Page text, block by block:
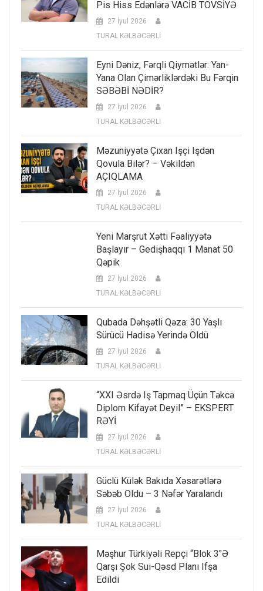
Pis Hiss Edənlərə VACİB TÖVSİYƏ
27 İyul 2026
TURAL KƏLBƏCƏRLİ
Eyni Dəniz, Fərqli Qiymətlər: Yan-
Yana Olan Çimərliklərdəki Bu Fərqin
SƏBƏBİ NƏDİR?
27 İyul 2026
TURAL KƏLBƏCƏRLİ
Məzuniyyətə Çıxan Işçi Işdən
Qovula Bilər? – Vəkildən
AÇIQLAMA
27 İyul 2026
TURAL KƏLBƏCƏRLİ
Yeni Marşrut Xətti Fəaliyyətə
Başlayır – Gedişhaqqı 1 Manat 50
Qəpik
27 İyul 2026
TURAL KƏLBƏCƏRLİ
Qubada Dəhşətli Qəza: 30 Yaşlı
Sürücü Hadisə Yerində Öldü
27 İyul 2026
TURAL KƏLBƏCƏRLİ
“XXI Əsrdə Iş Tapmaq Üçün Təkcə
Diplom Kifayət Deyil” – EKSPERT
RƏYİ
27 İyul 2026
TURAL KƏLBƏCƏRLİ
Güclü Külək Bakıda Xəsarətlərə
Səbəb Oldu – 3 Nəfər Yaralandı
27 İyul 2026
TURAL KƏLBƏCƏRLİ
Məşhur Türkiyəli Repçi “Blok 3″ə
Qarşı Şok Sui-Qəsd Planı Ifşa
Edildi